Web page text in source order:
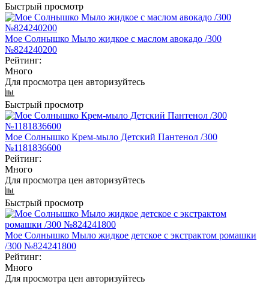
Быстрый просмотр
Мое Cолнышко Мыло жидкое с маслом авокадо /300
№824240200
Рейтинг:
Много
Для просмотра цен авторизуйтесь
Быстрый просмотр
Мое Солнышко Крем-мыло Детский Пантенол /300
№1181836600
Рейтинг:
Много
Для просмотра цен авторизуйтесь
Быстрый просмотр
Мое Солнышко Мыло жидкое детское с экстрактом ромашки
/300 №824241800
Рейтинг:
Много
Для просмотра цен авторизуйтесь